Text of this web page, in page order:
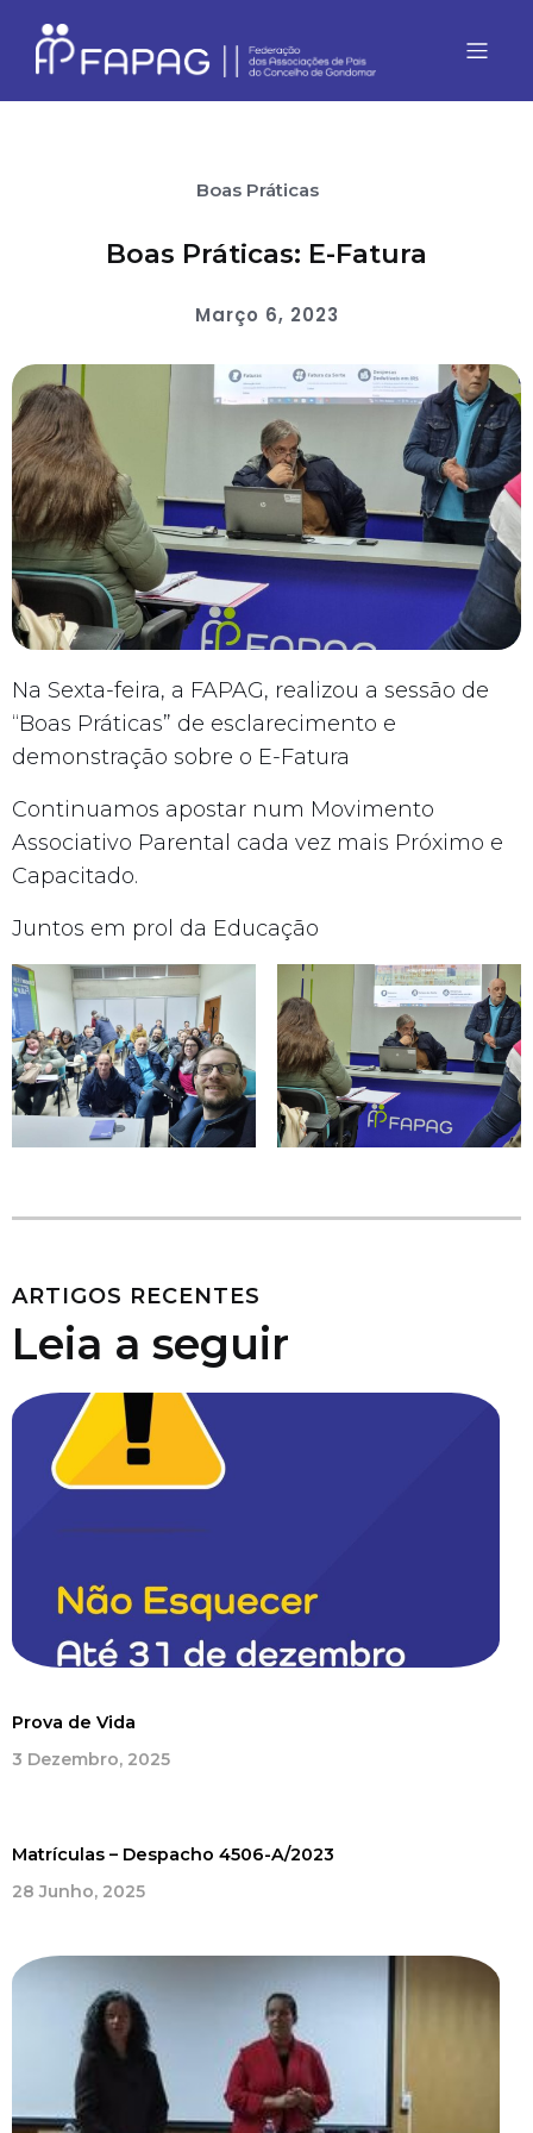
Boas Práticas
Boas Práticas: E-Fatura
Março 6, 2023
Na Sexta-feira, a FAPAG, realizou a sessão de
“Boas Práticas” de esclarecimento e
demonstração sobre o E-Fatura
Continuamos apostar num Movimento
Associativo Parental cada vez mais Próximo e
Capacitado.
Juntos em prol da Educação
ARTIGOS RECENTES
Leia a seguir
Prova de Vida
3 Dezembro, 2025
Matrículas – Despacho 4506-A/2023
28 Junho, 2025